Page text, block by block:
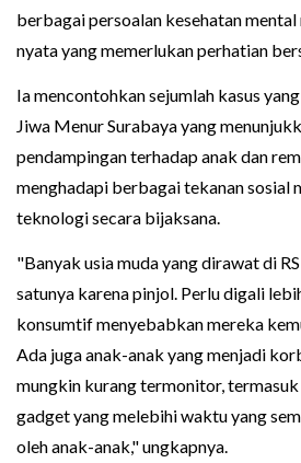
berbagai persoalan kesehatan
nyata yang memerlukan perhatian
Ia mencontohkan sejumlah kasus
Jiwa Menur Surabaya yang
pendampingan terhadap anak dan
menghadapi berbagai tekanan sosial
teknologi secara bijaksana.
"Banyak usia muda yang dirawat di
satunya karena pinjol. Perlu digali
konsumtif menyebabkan mereka
Ada juga anak-anak yang menjadi
mungkin kurang termonitor,
gadget yang melebihi waktu yang
oleh anak-anak," ungkapnya.